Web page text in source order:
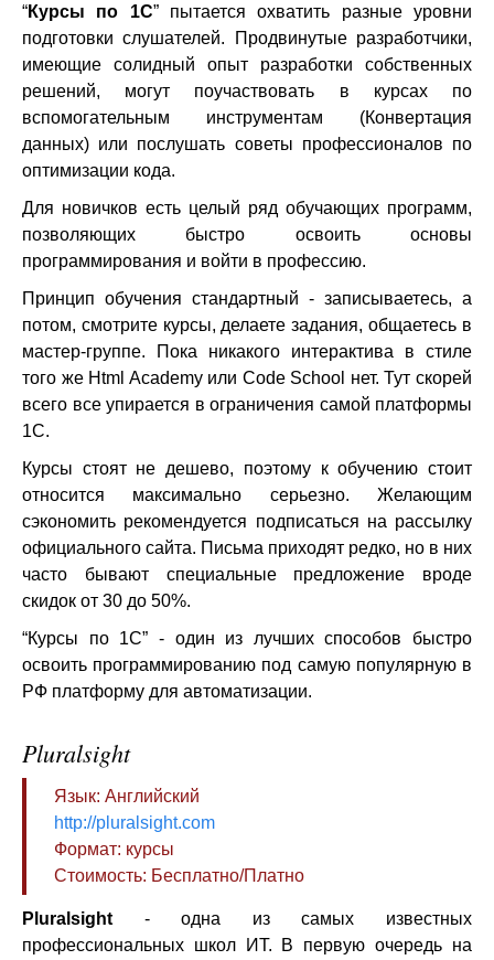
“Курсы по 1С” пытается охватить разные уровни
подготовки слушателей. Продвинутые разработчики,
имеющие солидный опыт разработки собственных
решений, могут поучаствовать в курсах по
вспомогательным инструментам (Конвертация
данных) или послушать советы профессионалов по
оптимизации кода.
Для новичков есть целый ряд обучающих программ,
позволяющих быстро освоить основы
программирования и войти в профессию.
Принцип обучения стандартный - записываетесь, а
потом, смотрите курсы, делаете задания, общаетесь в
мастер-группе. Пока никакого интерактива в стиле
того же Html Academy или Code School нет. Тут скорей
всего все упирается в ограничения самой платформы
1С.
Курсы стоят не дешево, поэтому к обучению стоит
относится максимально серьезно. Желающим
сэкономить рекомендуется подписаться на рассылку
официального сайта. Письма приходят редко, но в них
часто бывают специальные предложение вроде
скидок от 30 до 50%.
“Курсы по 1С” - один из лучших способов быстро
освоить программированию под самую популярную в
РФ платформу для автоматизации.
Pluralsight
Язык: Английский
http://pluralsight.com
Формат: курсы
Стоимость: Бесплатно/Платно
Pluralsight - одна из самых известных
профессиональных школ ИТ. В первую очередь на